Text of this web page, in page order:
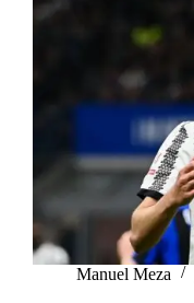
Manuel Meza